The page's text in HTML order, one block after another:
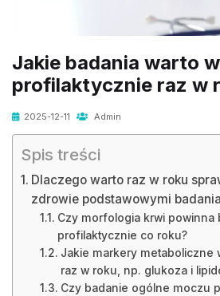
Jakie badania warto
profilaktycznie raz w
2025-12-11 Admin
Spis treści
Dlaczego warto raz w roku
zdrowie podstawowymi
Czy morfologia krwi powinna
profilaktycznie co roku?
Jakie markery metaboliczne
raz w roku, np. glukoza i
Czy badanie ogólne moczu